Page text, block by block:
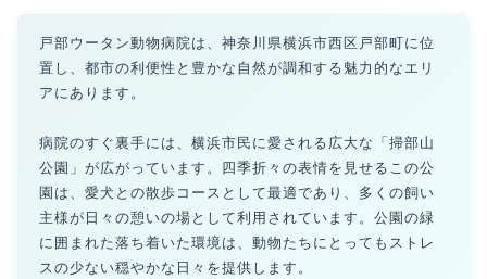
戸部ウータン動物病院は、神奈川県横浜市西区戸部町に位
置し、都市の利便性と豊かな自然が調和する魅力的なエリ
アにあります。
病院のすぐ裏手には、横浜市民に愛される広大な「掃部山
公園」が広がっています。四季折々の表情を見せるこの公
園は、愛犬との散歩コースとして最適であり、多くの飼い
主様が日々の憩いの場として利用されています。公園の緑
に囲まれた落ち着いた環境は、動物たちにとってもストレ
スの少ない穏やかな日々を提供します。